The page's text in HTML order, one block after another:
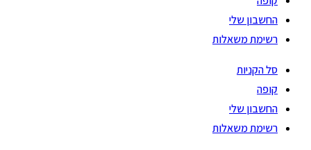
החשבון שלי
רשימת משאלות
סל הקניות
קופה
החשבון שלי
רשימת משאלות